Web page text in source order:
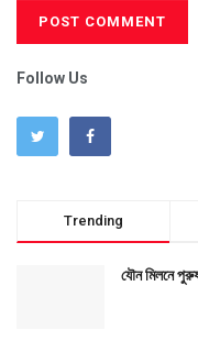
Follow Us
Trending
যৌন মিলনে